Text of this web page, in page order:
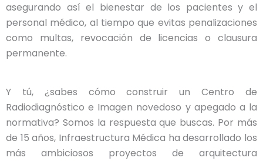
asegurando así el bienestar de los pacientes y el
personal médico, al tiempo que evitas penalizaciones
como multas, revocación de licencias o clausura
permanente.
Y tú, ¿sabes cómo construir un Centro de
Radiodiagnóstico e Imagen novedoso y apegado a la
normativa? Somos la respuesta que buscas. Por más
de 15 años, Infraestructura Médica ha desarrollado los
más ambiciosos proyectos de arquitectura